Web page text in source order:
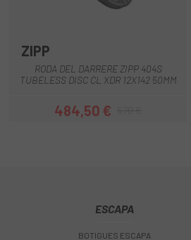
ZIPP
RODA DEL DARRERE ZIPP 404S
TUBELESS DISC CL XDR 12X142 50MM
Preu
484,50 €Preu regular
ESCAPA
BOTIGUES ESCAPA